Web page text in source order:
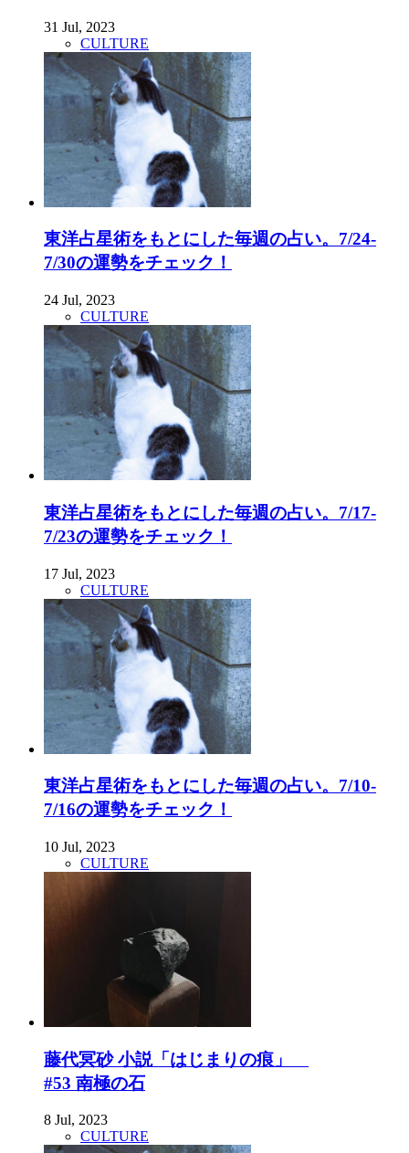
31 Jul, 2023
CULTURE
東洋占星術をもとにした毎週の占い。7/24-
7/30の運勢をチェック！
24 Jul, 2023
CULTURE
東洋占星術をもとにした毎週の占い。7/17-
7/23の運勢をチェック！
17 Jul, 2023
CULTURE
東洋占星術をもとにした毎週の占い。7/10-
7/16の運勢をチェック！
10 Jul, 2023
CULTURE
藤代冥砂 小説「はじまりの痕」
#53 南極の石
8 Jul, 2023
CULTURE